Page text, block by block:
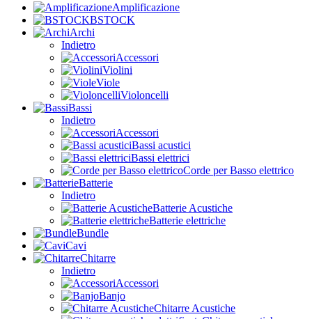
Amplificazione
BSTOCK
Archi
Indietro
Accessori
Violini
Viole
Violoncelli
Bassi
Indietro
Accessori
Bassi acustici
Bassi elettrici
Corde per Basso elettrico
Batterie
Indietro
Batterie Acustiche
Batterie elettriche
Bundle
Cavi
Chitarre
Indietro
Accessori
Banjo
Chitarre Acustiche